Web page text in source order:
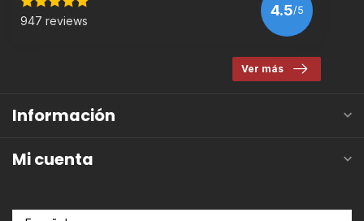
947 reviews
4.5/5
Ver más
Información
Mi cuenta